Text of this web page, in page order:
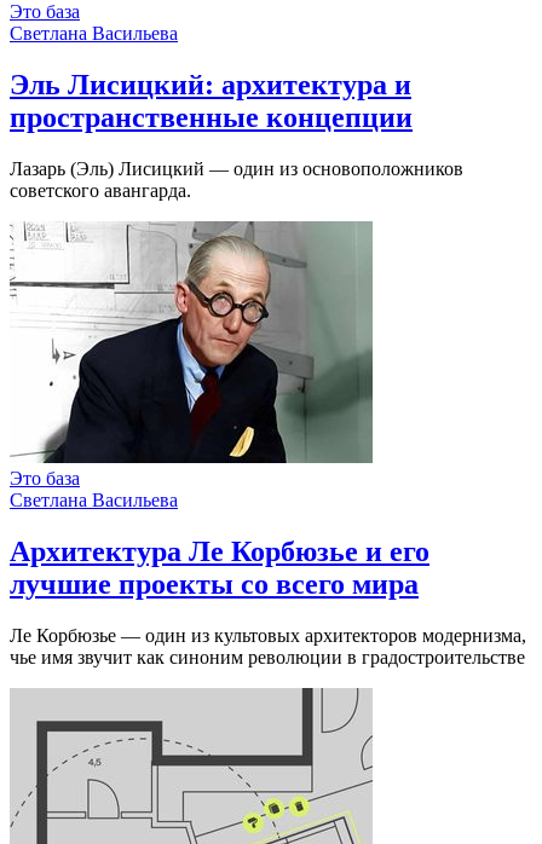
Это база
Светлана Васильева
Эль Лисицкий: архитектура и
пространственные концепции
Лазарь (Эль) Лисицкий — один из основоположников
советского авангарда.
Это база
Светлана Васильева
Архитектура Ле Корбюзье и его
лучшие проекты со всего мира
Ле Корбюзье — один из культовых архитекторов модернизма,
чье имя звучит как синоним революции в градостроительстве